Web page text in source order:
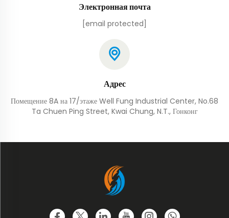
Электронная почта
[email protected]
Адрес
Помещение 8A на 17/этаже Well Fung Industrial Center, No.68
Ta Chuen Ping Street, Kwai Chung, N.T., Гонконг